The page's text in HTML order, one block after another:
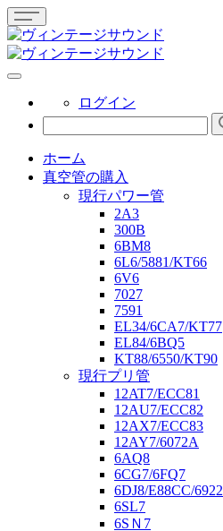
ログイン
ホーム
真空管の購入
現行パワー管
2A3
300B
6BM8
6L6/5881/KT66
6V6
7027
7591
EL34/6CA7/KT77
EL84/6BQ5
KT88/6550/KT90
現行プリ管
12AT7/ECC81
12AU7/ECC82
12AX7/ECC83
12AY7/6072A
6AQ8
6CG7/6FQ7
6DJ8/E88CC/6922
6SL7
6SＮ7